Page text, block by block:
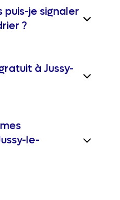
puis-je signaler
?
à Jussy-
le-